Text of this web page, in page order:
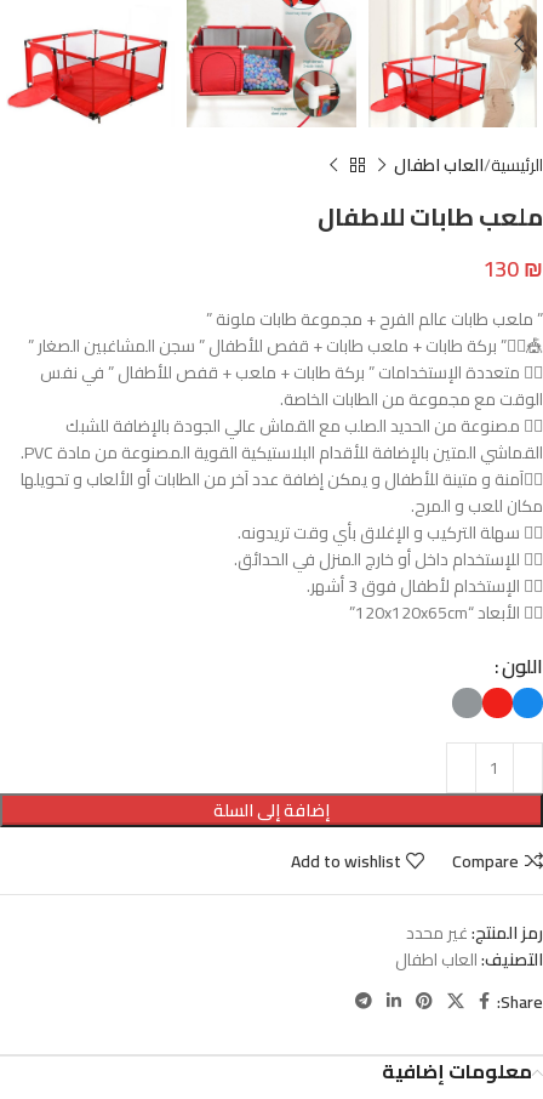
الرئيسية العاب اطفال
ملعب طابات للاطفال
130₪
” ملعب طابات عالم الفرح + مجموعة طابات ملونة ”
🎪🤹‍♂️” بركة طابات + ملعب طابات + قفص للأطفال ” سجن المشاغبين الصغار ”
🤹‍♂️ متعددة الإستخدامات ” بركة طابات + ملعب + قفص للأطفال ” في نفس
الوقت مع مجموعة من الطابات الخاصة.
🤹‍♂️ مصنوعة من الحديد الصلب مع القماش عالي الجودة بالإضافة للشبك
القماشي المتين بالإضافة للأقدام البلاستيكية القوية المصنوعة من مادة PVC.
🤹‍♂️آمنة و متينة للأطفال و يمكن إضافة عدد آخر من الطابات أو الألعاب و تحويلها
مكان للعب و المرح.
🤹‍♂️ سهلة التركيب و الإغلاق بأي وقت تريدونه.
🤹‍♂️ للإستخدام داخل أو خارج المنزل في الحدائق.
🤹‍♂️ الإستخدام لأطفال فوق 3 أشهر.
🤹‍♂️ الأبعاد “120x120x65cm”
اللون
إضافة إلى السلة
Compare
Add to wishlist
رمز المنتج:غير محدد
التصنيف:العاب اطفال
Share:
معلومات إضافية